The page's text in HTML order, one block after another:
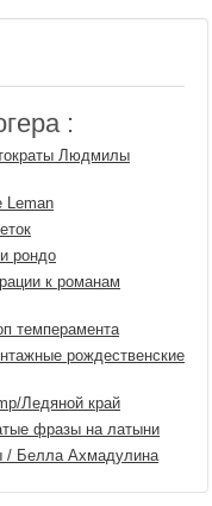
:
Людмилы
Leman
рондо
к романам
темперамента
рождественские
Ледяной край
фразы на латыни
/ Белла Ахмадулина